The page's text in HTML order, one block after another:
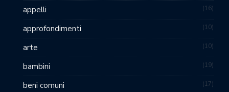
appelli 16
approfondimenti 10
arte 10
bambini 19
beni comuni 17